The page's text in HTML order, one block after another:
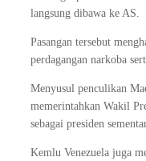
langsung dibawa ke AS.
Pasangan tersebut
perdagangan narkoba
Menyusul penculikan
memerintahkan Wakil
sebagai presiden
Kemlu Venezuela juga